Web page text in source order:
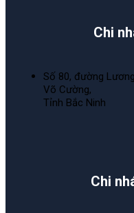
Chi
Số 80, đường
Võ Cường,
Tỉnh Bắc Ninh
Chi